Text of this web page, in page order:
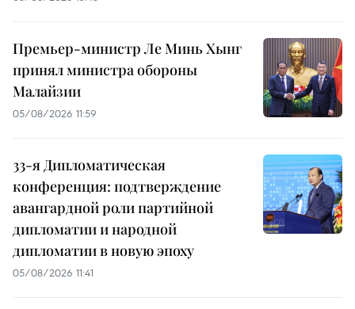
Премьер-министр Ле Минь Хынг
принял министра обороны
Малайзии
05/08/2026 11:59
33-я Дипломатическая
конференция: подтверждение
авангардной роли партийной
дипломатии и народной
дипломатии в новую эпоху
05/08/2026 11:41